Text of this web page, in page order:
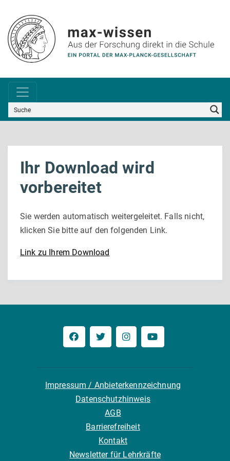
Ihr Download wird
vorbereitet
Sie werden automatisch weitergeleitet. Falls nicht,
klicken Sie bitte auf den folgenden Link.
Link zu Ihrem Download
Impressum / Anbieterkennzeichnung
Datenschutzhinweis
AGB
Barrierefreiheit
Kontakt
Newsletter für Lehrkräfte